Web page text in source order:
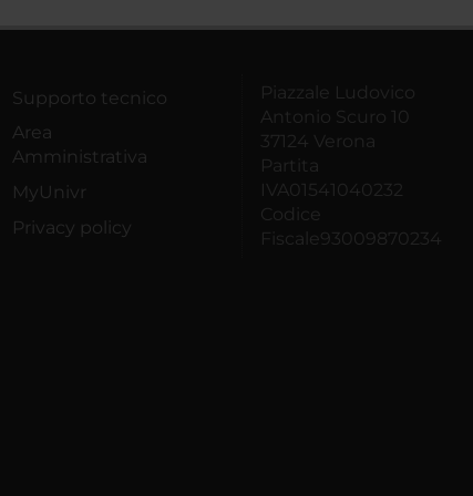
Supporto tecnico
Area
Amministrativa
MyUnivr
Privacy policy
Piazzale Ludovico
Antonio Scuro 10
37124 Verona
Partita
IVA01541040232
Codice
Fiscale93009870234